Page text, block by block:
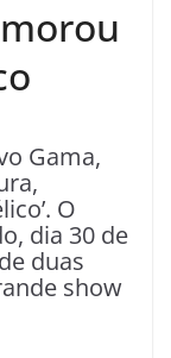
Gama,
O
dia 30 de
duas
show